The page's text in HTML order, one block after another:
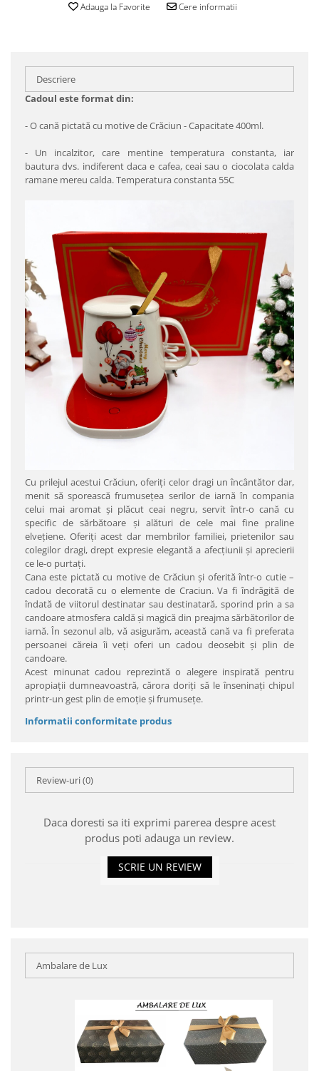
Adauga la Favorite Cere informatii
Descriere
Cadoul este format din:
- O cană pictată cu motive de Crăciun - Capacitate 400ml.
- Un incalzitor, care mentine temperatura constanta, iar
bautura dvs. indiferent daca e cafea, ceai sau o ciocolata calda
ramane mereu calda. Temperatura constanta 55C
Cu prilejul acestui Crăciun, oferiţi celor dragi un încântător dar,
menit să sporească frumuseţea serilor de iarnă în compania
celui mai aromat şi plăcut ceai negru, servit într-o cană cu
specific de sărbătoare şi alături de cele mai fine praline
elveţiene. Oferiţi acest dar membrilor familiei, prietenilor sau
colegilor dragi, drept expresie elegantă a afecţiunii şi aprecierii
ce le-o purtaţi.
Cana este pictată cu motive de Crăciun şi oferită într-o cutie –
cadou decorată cu o elemente de Craciun. Va fi îndrăgită de
îndată de viitorul destinatar sau destinatară, sporind prin a sa
candoare atmosfera caldă şi magică din preajma sărbătorilor de
iarnă. În sezonul alb, vă asigurăm, această cană va fi preferata
persoanei căreia îi veţi oferi un cadou deosebit şi plin de
candoare.
Acest minunat cadou reprezintă o alegere inspirată pentru
apropiaţii dumneavoastră, cărora doriţi să le înseninaţi chipul
printr-un gest plin de emoţie şi frumuseţe.
Informatii conformitate produs
Review-uri(0)
Daca doresti sa iti exprimi parerea despre acest
produs poti adauga un review.
SCRIE UN REVIEW
Ambalare de Lux